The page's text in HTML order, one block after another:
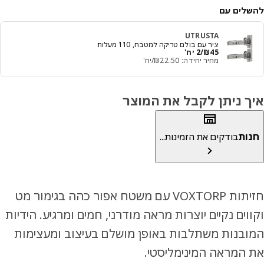
עם
UTRUSTA
ציר עם בולם טריקה למטבח, 110 מעלות
₪ 45 /2 יח'
מחיר ₪ 45/2 יח'
מחיר יחידה: ‭22.50‬₪/יח'
ניתן לקבל את המוצר
בודקים את הזמינות...
חזיתות VOXTORP עם משטח אפור כהה בגימור מט
נקיים יוצרות מראה מודרני, חמים ומרגיע. הידיות
משתלבות באופן מושלם בעיצוב ומעצימות
המראה המינימליסטי.